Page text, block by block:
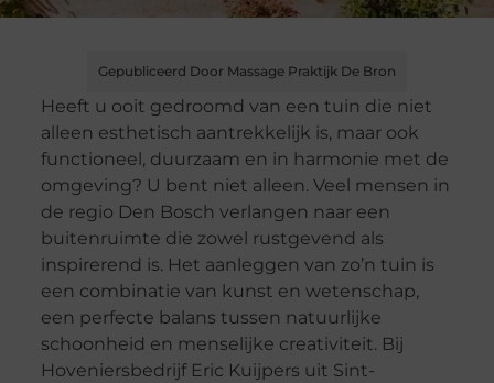
Gepubliceerd Door Massage Praktijk De Bron
Heeft u ooit gedroomd van een tuin die niet
alleen esthetisch aantrekkelijk is, maar ook
functioneel, duurzaam en in harmonie met de
omgeving? U bent niet alleen. Veel mensen in
de regio Den Bosch verlangen naar een
buitenruimte die zowel rustgevend als
inspirerend is. Het aanleggen van zo’n tuin is
een combinatie van kunst en wetenschap,
een perfecte balans tussen natuurlijke
schoonheid en menselijke creativiteit. Bij
Hoveniersbedrijf Eric Kuijpers uit Sint-